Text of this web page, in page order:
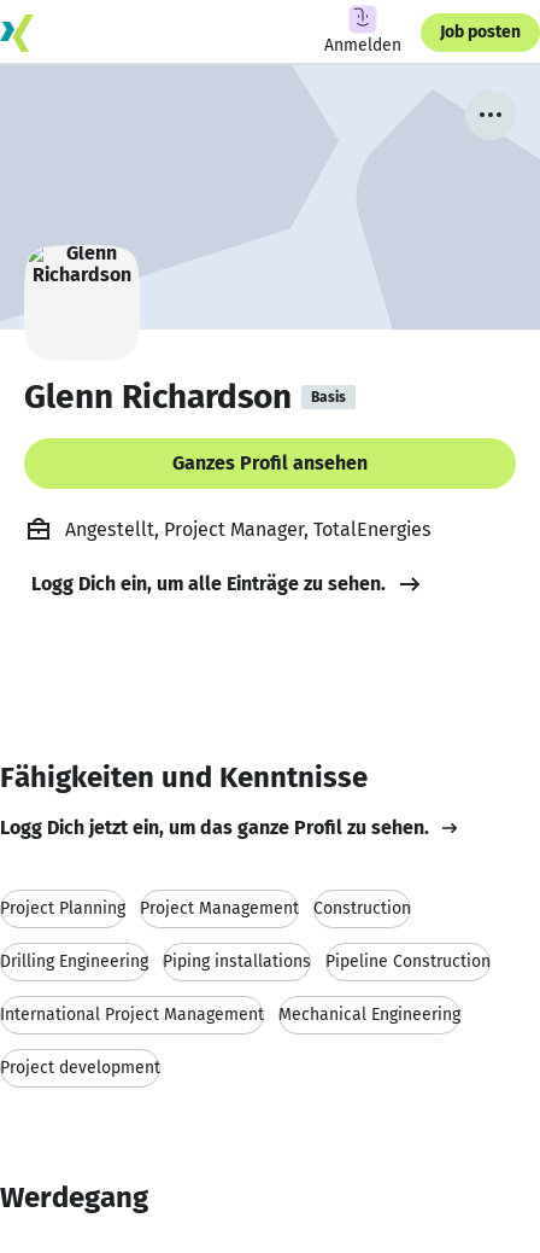
Anmelden
Job posten
Glenn Richardson Basis
Ganzes Profil ansehen
Angestellt, Project Manager, TotalEnergies
Logg Dich ein, um alle Einträge zu sehen.
Fähigkeiten und Kenntnisse
Logg Dich jetzt ein, um das ganze Profil zu sehen.
Project Planning Project Management Construction
Drilling Engineering Piping installations Pipeline Construction
International Project Management Mechanical Engineering
Project development
Werdegang